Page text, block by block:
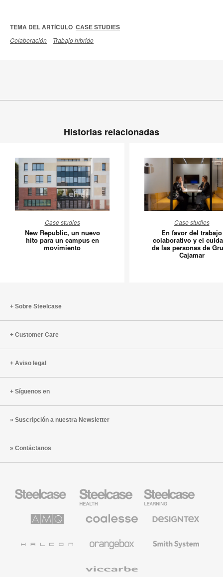
TEMA DEL ARTÍCULO CASE STUDIES
Colaboración Trabajo híbrido
Historias relacionadas
Republic,
un
nuevo
movimiento
Case studies
New Republic, un nuevo
hito para un campus en
movimiento
favor
del
trabajo
las
Case studies
En favor del trabajo
colaborativo y el
de las personas de
Cajamar
Sobre Steelcase
Customer Care
Aviso legal
Síguenos en
Suscripción a nuestra Newsletter
Contáctanos
Steelcase
para
sanidad
Steelcase
para
educación
Steelcase
Solutions
premium
System